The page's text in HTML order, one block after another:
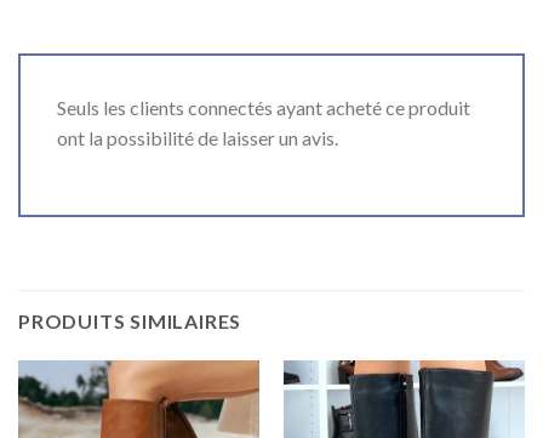
Seuls les clients connectés ayant acheté ce produit
ont la possibilité de laisser un avis.
PRODUITS SIMILAIRES